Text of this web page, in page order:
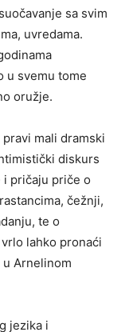
sa svim
uvredama.
u svemu tome
oružje.
mali dramski
diskurs
pričaju priče o
čežnji,
te o
lahko pronaći
Arnelinom
jezika i